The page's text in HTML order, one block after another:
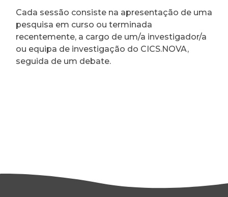
Cada sessão consiste na apresentação de uma
pesquisa em curso ou terminada
recentemente, a cargo de um/a investigador/a
ou equipa de investigação do CICS.NOVA,
seguida de um debate.